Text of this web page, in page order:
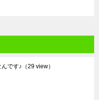
です♪ （29 view）